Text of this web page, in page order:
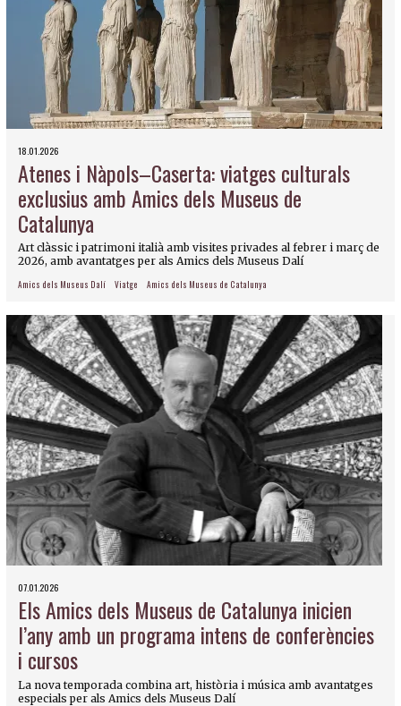
18.01.2026
Atenes i Nàpols–Caserta: viatges culturals
exclusius amb Amics dels Museus de
Catalunya
Art clàssic i patrimoni italià amb visites privades al febrer i març de
2026, amb avantatges per als Amics dels Museus Dalí
Amics dels Museus Dalí Viatge Amics dels Museus de Catalunya
07.01.2026
Els Amics dels Museus de Catalunya inicien
l’any amb un programa intens de conferències
i cursos
La nova temporada combina art, història i música amb avantatges
especials per als Amics dels Museus Dalí